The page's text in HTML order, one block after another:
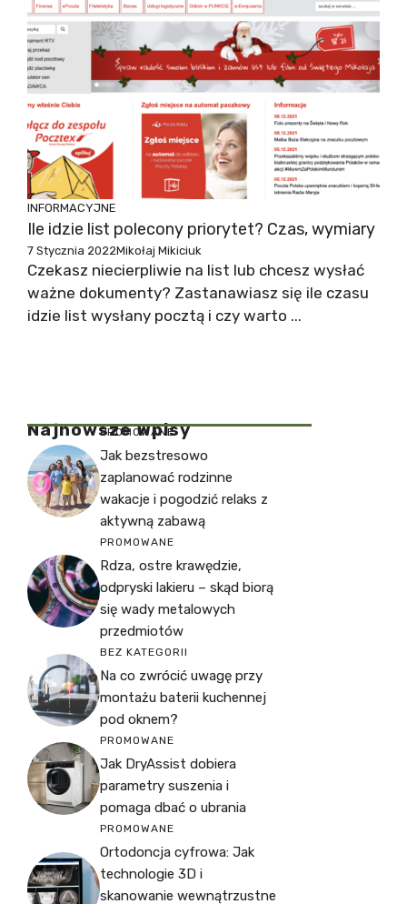
INFORMACYJNE
Ile idzie list polecony priorytet? Czas, wymiary
7 Stycznia 2022Mikołaj Mikiciuk
Czekasz niecierpliwie na list lub chcesz wysłać
ważne dokumenty? Zastanawiasz się ile czasu
idzie list wysłany pocztą i czy warto ...
Najnowsze Wpisy
PROMOWANE
Jak bezstresowo
zaplanować rodzinne
wakacje i pogodzić relaks z
aktywną zabawą
PROMOWANE
Rdza, ostre krawędzie,
odpryski lakieru – skąd biorą
się wady metalowych
przedmiotów
BEZ KATEGORII
Na co zwrócić uwagę przy
montażu baterii kuchennej
pod oknem?
PROMOWANE
Jak DryAssist dobiera
parametry suszenia i
pomaga dbać o ubrania
PROMOWANE
Ortodoncja cyfrowa: Jak
technologie 3D i
skanowanie wewnątrzustne